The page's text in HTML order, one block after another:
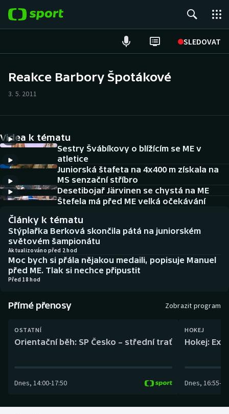
SLEDOVAT
Hokej
Tenis
Atletika
Cyklistika
DALŠÍ SPORTY
Baseball a softbal
Basketbal
Boby a skeleton
Box
Dostihy
Florbal
NEPŘEHLÉDNĚTE
Soutěže
Historické návraty
AZ kvíz
Reakce Barbory Špotákové
3. 5. 2011
Videa k tématu
Sestry Švábíkovy o blížícím se ME v
atletice
Juniorská štafeta na 4x400 m získala na
MS senzační stříbro
Desetibojař Järvinen se chystá na ME
Štefela má před ME velká očekávání
Články k tématu
Stýplařka Berková skončila pátá na juniorském
světovém šampionátu
Aktualizováno před 2 hod
Moc bych si přála nějakou medaili, popisuje Manuel
před ME. Tlak si nechce připustit
Před 18 hod
Přímé přenosy Zobrazit program
OSTATNÍ
Orientační běh: SP Česko – střední trať
Dnes, 14:00-17:50
HOKEJ
Hokej:
Dnes, 16:55-